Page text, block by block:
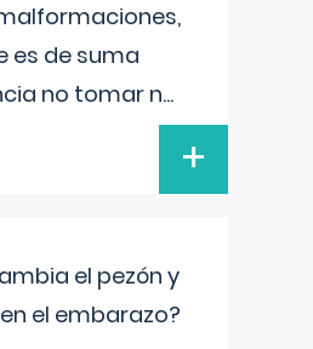
es de suma
no tomar n...
+
el pezón y
el embarazo?